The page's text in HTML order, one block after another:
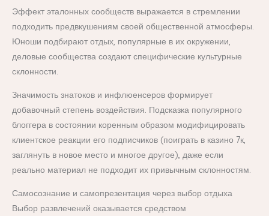
Эффект эталонных сообществ выражается в стремлении
подходить предвкушениям своей общественной атмосферы.
Юноши подбирают отдых, популярные в их окружении,
деловые сообщества создают специфические культурные
склонности.
Значимость знатоков и инфлюенсеров формирует
добавочный степень воздействия. Подсказка популярного
блоггера в состоянии коренным образом модифицировать
клиентское реакции его подписчиков (поиграть в казино 7к,
заглянуть в новое место и многое другое), даже если
реально материал не подходит их привычным склонностям.
Самосознание и самопрезентация через выбор отдыха
Выбор развлечений оказывается средством